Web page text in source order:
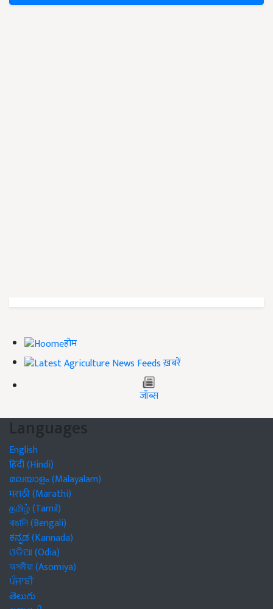
जॉब्स
Languages
हिंदी (Hindi)
മലയാളം (Malayalam)
मराठी (Marathi)
தமிழ் (Tamil)
বাঙালি (Bengali)
ಕನ್ನಡ (Kannada)
ଓଡିଆ (Odia)
অসমীয়া (Asomiya)
ਪੰਜਾਬੀ
తెలుగు
ગુજરાતી